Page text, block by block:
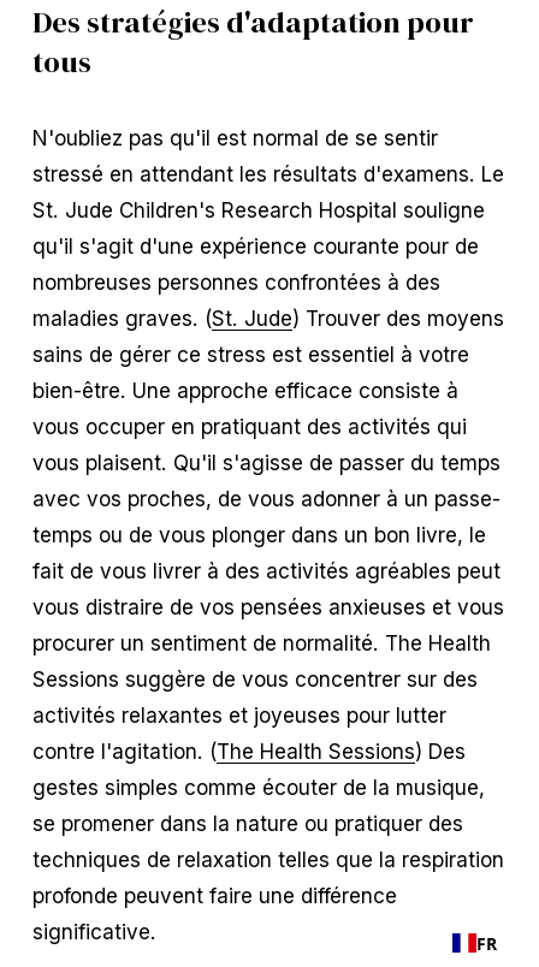
Des stratégies d'adaptation pour
tous
N'oubliez pas qu'il est normal de se sentir
stressé en attendant les résultats d'examens. Le
St. Jude Children's Research Hospital souligne
qu'il s'agit d'une expérience courante pour de
nombreuses personnes confrontées à des
maladies graves. (St. Jude) Trouver des moyens
sains de gérer ce stress est essentiel à votre
bien-être. Une approche efficace consiste à
vous occuper en pratiquant des activités qui
vous plaisent. Qu'il s'agisse de passer du temps
avec vos proches, de vous adonner à un passe-
temps ou de vous plonger dans un bon livre, le
fait de vous livrer à des activités agréables peut
vous distraire de vos pensées anxieuses et vous
procurer un sentiment de normalité. The Health
Sessions suggère de vous concentrer sur des
activités relaxantes et joyeuses pour lutter
contre l'agitation. (The Health Sessions) Des
gestes simples comme écouter de la musique,
se promener dans la nature ou pratiquer des
techniques de relaxation telles que la respiration
profonde peuvent faire une différence
significative.
FR